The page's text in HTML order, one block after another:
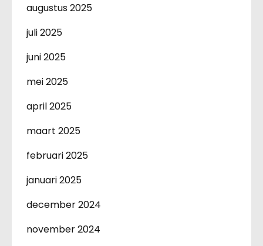
augustus 2025
juli 2025
juni 2025
mei 2025
april 2025
maart 2025
februari 2025
januari 2025
december 2024
november 2024